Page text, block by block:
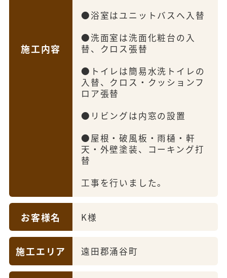
施工内容
●浴室はユニットバスへ入替
●洗面室は洗面化粧台の入
替、クロス張替
●トイレは簡易水洗トイレの
入替、クロス・クッションフ
ロア張替
●リビングは内窓の設置
●屋根・破風板・雨樋・軒
天・外壁塗装、コーキング打
替
工事を行いました。
お客様名 K様
施工エリア 遠田郡涌谷町